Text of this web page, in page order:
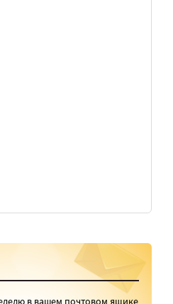
в вашем почтовом ящике